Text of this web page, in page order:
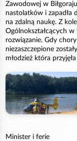
Zawodowej w
nastolatków i zapadła
na zdalną naukę. Z
Ogólnokształcących
rozwiązanie. Gdy
niezaszczepione
młodzież która
Minister i ferie